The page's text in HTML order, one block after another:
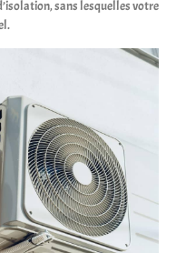
sans lesquelles votre